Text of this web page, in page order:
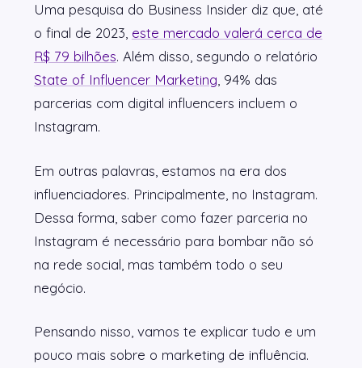
Uma pesquisa do Business Insider diz que, até
o final de 2023, este mercado valerá cerca de
R$ 79 bilhões. Além disso, segundo o relatório
State of Influencer Marketing, 94% das
parcerias com digital influencers incluem o
Instagram.
Em outras palavras, estamos na era dos
influenciadores. Principalmente, no Instagram.
Dessa forma, saber como fazer parceria no
Instagram é necessário para bombar não só
na rede social, mas também todo o seu
negócio.
Pensando nisso, vamos te explicar tudo e um
pouco mais sobre o marketing de influência.